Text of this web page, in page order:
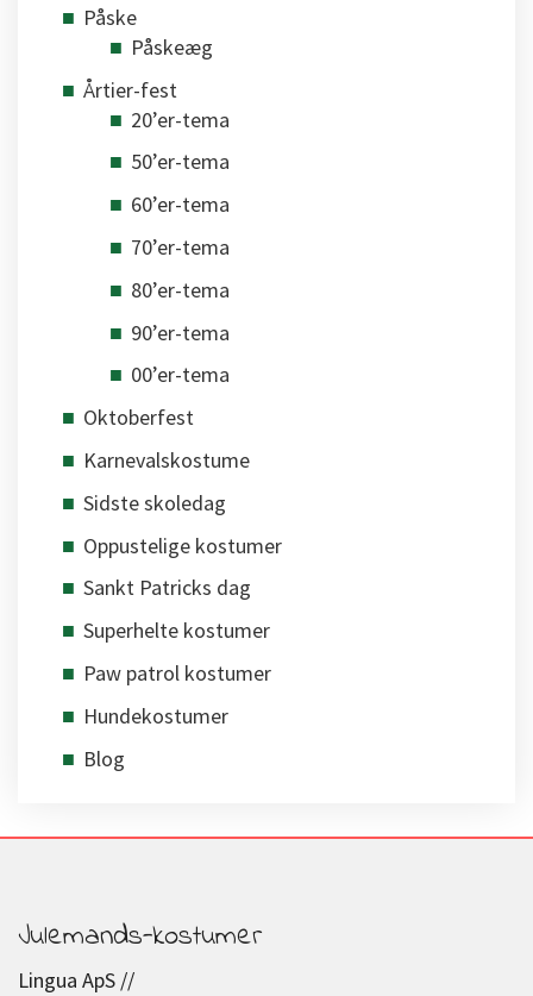
Påske
Påskeæg
Årtier-fest
20’er-tema
50’er-tema
60’er-tema
70’er-tema
80’er-tema
90’er-tema
00’er-tema
Oktoberfest
Karnevalskostume
Sidste skoledag
Oppustelige kostumer
Sankt Patricks dag
Superhelte kostumer
Paw patrol kostumer
Hundekostumer
Blog
Julemands-kostumer
Lingua ApS //